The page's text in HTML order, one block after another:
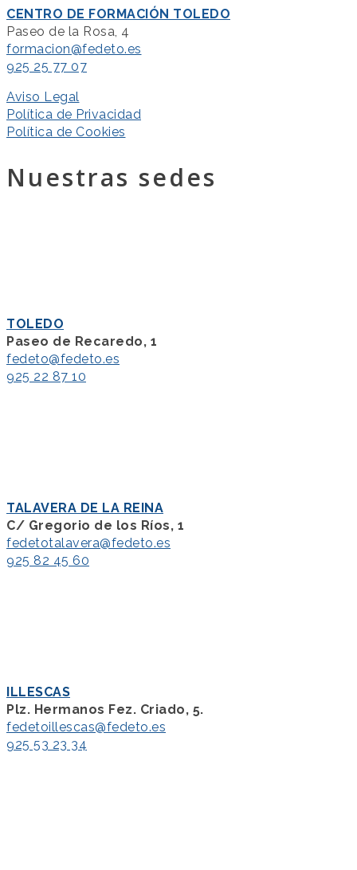
CENTRO DE FORMACIÓN TOLEDO
Paseo de la Rosa, 4
formacion@fedeto.es
925 25 77 07
Aviso Legal
Política de Privacidad
Política de Cookies
Nuestras sedes
TOLEDO
Paseo de Recaredo, 1
fedeto@fedeto.es
925 22 87 10
TALAVERA DE LA REINA
C/ Gregorio de los Ríos, 1
fedetotalavera@fedeto.es
925 82 45 60
ILLESCAS
Plz. Hermanos Fez. Criado, 5.
fedetoillescas@fedeto.es
925 53 23 34